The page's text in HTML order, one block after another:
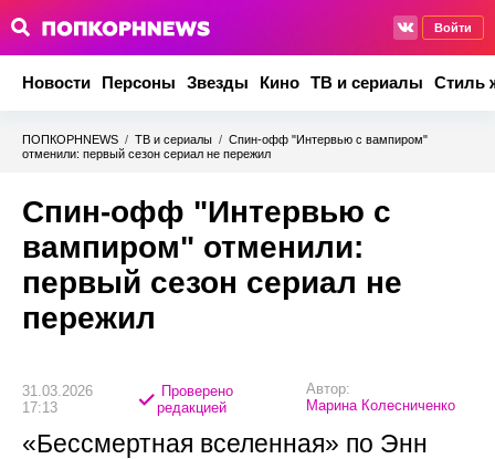
Войти
Новости Персоны Звезды Кино ТВ и сериалы Стиль
ПОПКОРНNEWS / ТВ и сериалы / Спин-офф "Интервью с вампиром"
отменили: первый сезон сериал не пережил
Спин-офф "Интервью с
вампиром" отменили:
первый сезон сериал не
пережил
31.03.2026
17:13
Проверено
редакцией
Автор:
Марина Колесниченко
«Бессмертная вселенная» по Энн